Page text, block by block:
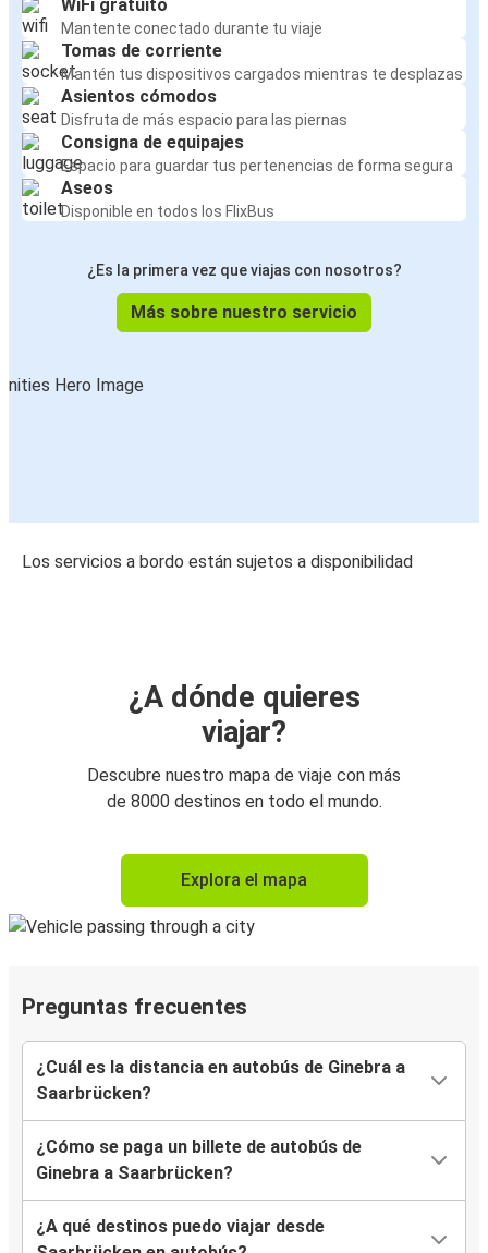
WiFi gratuito
Mantente conectado durante tu viaje
Tomas de corriente
Mantén tus dispositivos cargados mientras te desplazas
Asientos cómodos
Disfruta de más espacio para las piernas
Consigna de equipajes
Espacio para guardar tus pertenencias de forma segura
Aseos
Disponible en todos los FlixBus
¿Es la primera vez que viajas con nosotros?
Más sobre nuestro servicio
Los servicios a bordo están sujetos a disponibilidad
¿A dónde quieres
viajar?
Descubre nuestro mapa de viaje con más
de 8000 destinos en todo el mundo.
Explora el mapa
Preguntas frecuentes
¿Cuál es la distancia en autobús de Ginebra a
Saarbrücken?
¿Cómo se paga un billete de autobús de
Ginebra a Saarbrücken?
¿A qué destinos puedo viajar desde